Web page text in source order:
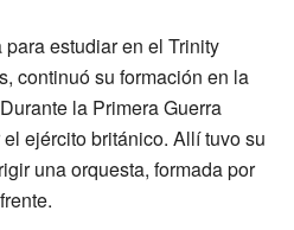
estudiar en el Trinity
continuó su formación en la
la Primera Guerra
ejército británico. Allí tuvo su
una orquesta, formada por